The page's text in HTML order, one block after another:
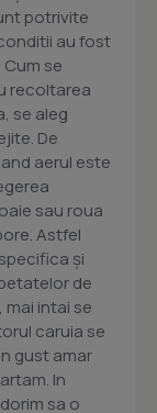
potrivite
au fost
se
recoltarea
se aleg
De
aerul este
sau roua
Astfel
și
de
intai se
caruia se
gust amar
In
sa o